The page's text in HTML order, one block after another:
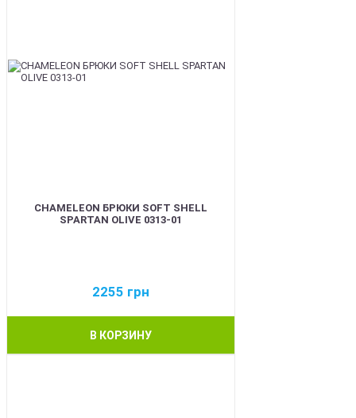
CHAMELEON БРЮКИ SOFT SHELL
SPARTAN OLIVE 0313-01
2255 грн
В КОРЗИНУ